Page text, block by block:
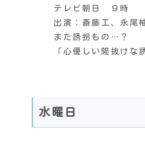
テレビ朝日 ９時
出演：斎藤工、永尾
また誘拐もの…？
「心優しい間抜けな
水曜日